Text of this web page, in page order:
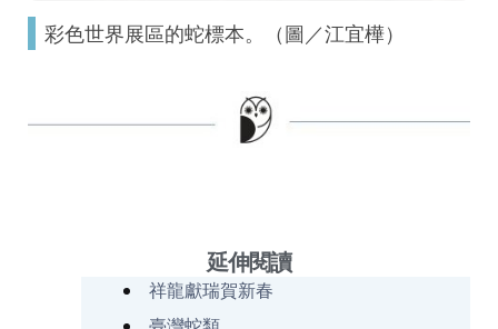
彩色世界展區的蛇標本。（圖／江宜樺）
延伸閱讀
祥龍獻瑞賀新春